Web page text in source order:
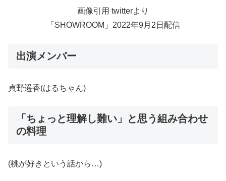
画像引用 twitterより
「SHOWROOM」2022年9月2日配信
出演メンバー
貞野遥香(はるちゃん)
「ちょっと理解し難い」と思う組み合わせ
の料理
(桃が好きという話から…)